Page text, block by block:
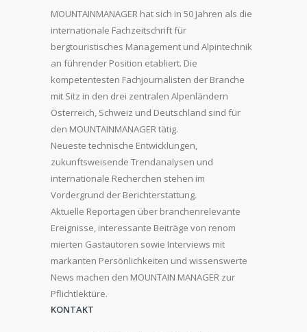
MOUNTAINMANAGER hat sich in 50 Jahren als die
internationale Fachzeitschrift für
bergtouristisches Management und Alpintechnik
an führender Position etabliert. Die
kompetentesten Fachjournalisten der Branche
mit Sitz in den drei zentralen Alpenländern
Österreich, Schweiz und Deutschland sind für
den MOUNTAINMANAGER tätig.
Neueste technische Entwicklungen,
zukunftsweisende Trendanalysen und
internationale Recherchen stehen im
Vordergrund der Berichterstattung.
Aktuelle Reportagen über branchenrelevante
Ereignisse, interessante Beiträge von renom
mierten Gastautoren sowie Interviews mit
markanten Persönlichkeiten und wissenswerte
News machen den MOUNTAIN MANAGER zur
Pflichtlektüre.
KONTAKT